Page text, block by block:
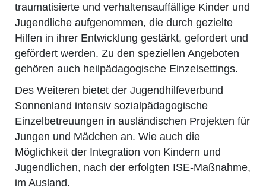
traumatisierte und verhaltensauffällige Kinder und
Jugendliche aufgenommen, die durch gezielte
Hilfen in ihrer Entwicklung gestärkt, gefordert und
gefördert werden. Zu den speziellen Angeboten
gehören auch heilpädagogische Einzelsettings.
Des Weiteren bietet der Jugendhilfeverbund
Sonnenland intensiv sozialpädagogische
Einzelbetreuungen in ausländischen Projekten für
Jungen und Mädchen an. Wie auch die
Möglichkeit der Integration von Kindern und
Jugendlichen, nach der erfolgten ISE-Maßnahme,
im Ausland.